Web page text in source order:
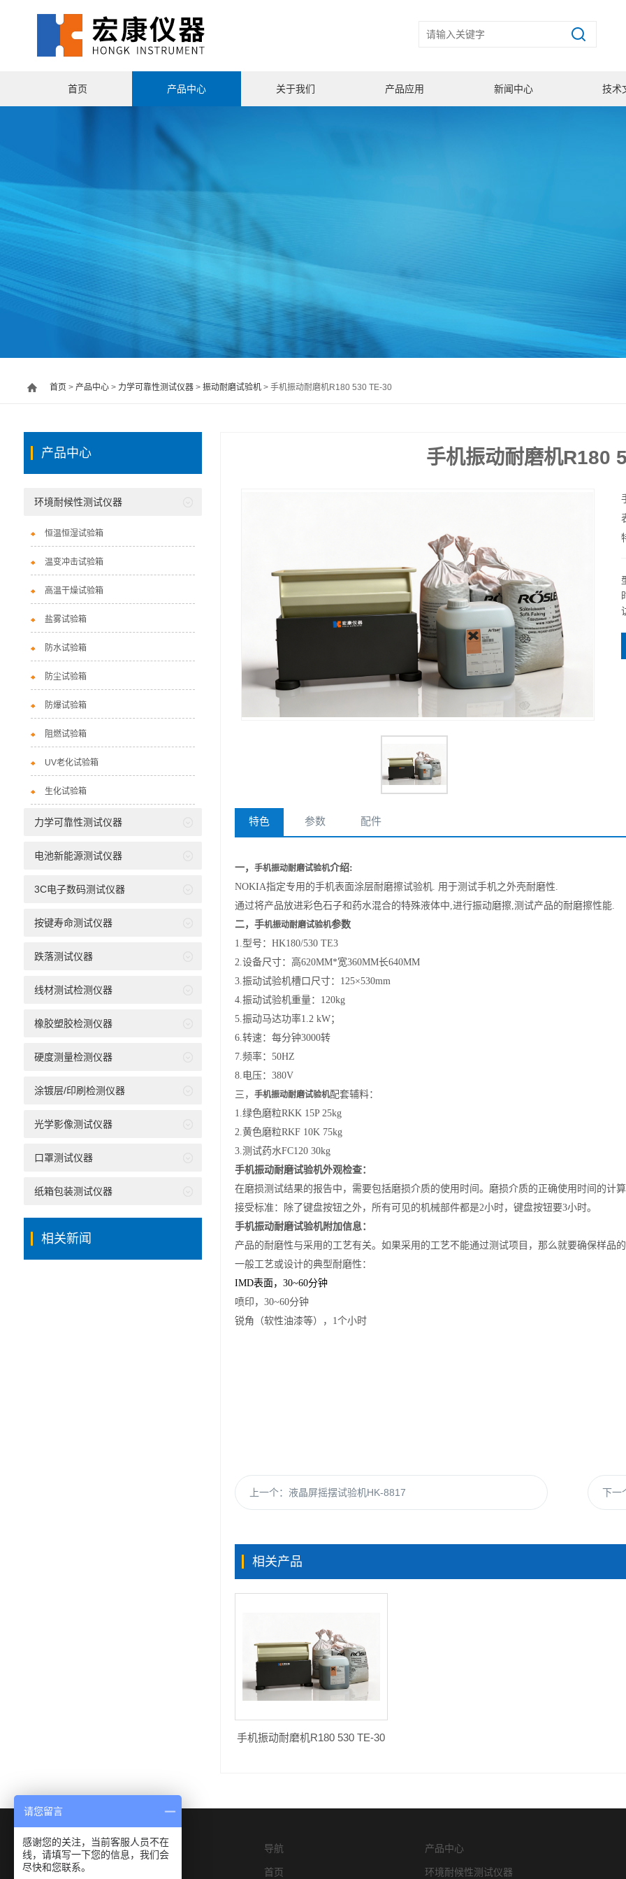
首页 产品中心 关于我们 产品应用 新闻中心 技术
首页 > 产品中心> 力学可靠性测试仪器> 振动耐磨试验机> 手机振动耐磨机R180 530 TE-30
手机振动耐磨机R180
特色 参数 配件
一， 手机振动耐磨试验机介绍:
NOKIA指定专用的手机表面涂层耐磨擦试验机. 用于测试手机之外壳耐磨性.
通过将产品放进彩色石子和药水混合的特殊液体中,进行振动磨擦,测试产品的耐磨擦性能.
二， 手机振动耐磨试验机参数
1.型号：HK180/530 TE3
2.设备尺寸：高620MM*宽360MM长640MM
3.振动试验机槽口尺寸：125×530mm
4.振动试验机重量：120kg
5.振动马达功率1.2 kW；
6.转速：每分钟3000转
7.频率：50HZ
8.电压：380V
三， 手机振动耐磨试验机配套辅料：
1.绿色磨粒RKK 15P 25kg
2.黄色磨粒RKF 10K 75kg
3.测试药水FC120 30kg
手机振动耐磨试验机外观检查：
在磨损测试结果的报告中，需要包括磨损介质的使用时间。磨损介质的正确使用时间的计
接受标准：除了键盘按钮之外，所有可见的机械部件都是2小时，键盘按钮要3小时。
手机振动耐磨试验机附加信息：
产品的耐磨性与采用的工艺有关。如果采用的工艺不能通过测试项目，那么就要确保样品
一般工艺或设计的典型耐磨性：
IMD表面，30~60分钟
喷印，30~60分钟
锐角（软性油漆等），1个小时
上一个： 液晶屏摇摆试验机HK-8817 下一
相关产品
手机振动耐磨机R180 530 TE-30
产品中心
环境耐候性测试仪器
恒温恒湿试验箱
温变冲击试验箱
高温干燥试验箱
盐雾试验箱
防水试验箱
防尘试验箱
防爆试验箱
阻燃试验箱
UV老化试验箱
生化试验箱
力学可靠性测试仪器
电池新能源测试仪器
3C电子数码测试仪器
按键寿命测试仪器
跌落测试仪器
线材测试检测仪器
橡胶塑胶检测仪器
硬度测量检测仪器
涂镀层/印刷检测仪器
光学影像测试仪器
口罩测试仪器
纸箱包装测试仪器
相关新闻
导航
首页
产品中心
环境耐候性测试仪器
请您留言
感谢您的关注，当前客服人员不在
线，请填写一下您的信息，我们会
尽快和您联系。